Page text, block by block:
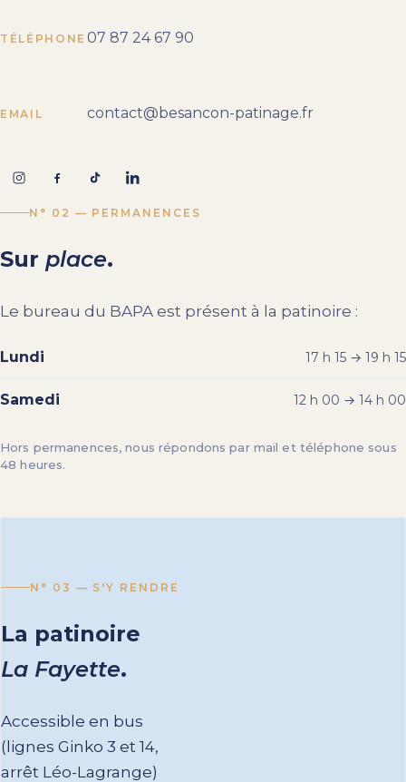
TÉLÉPHONE 07 87 24 67 90
EMAIL contact@besancon-patinage.fr
N° 02 — PERMANENCES
Sur place.
Le bureau du BAPA est présent à la patinoire :
Lundi 17 h 15 → 19 h 15
Samedi 12 h 00 → 14 h 00
Hors permanences, nous répondons par mail et téléphone sous
48 heures.
N° 03 — S'Y RENDRE
La patinoire
La Fayette.
Accessible en bus
(lignes Ginko 3 et 14,
arrêt Léo-Lagrange)